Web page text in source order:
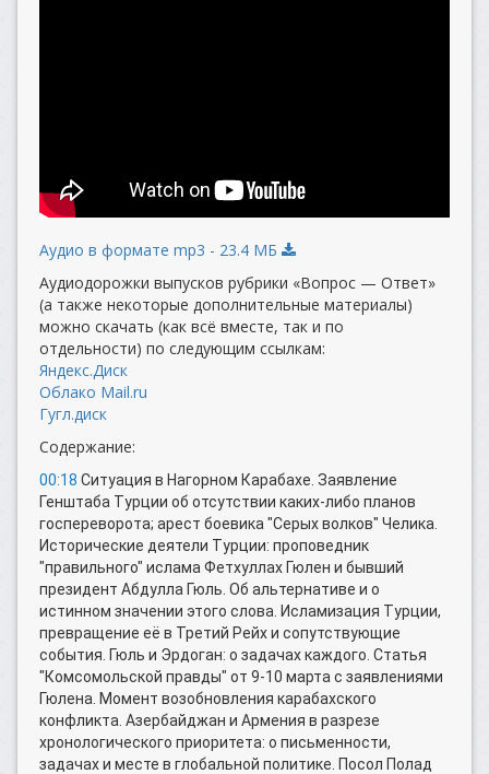
Аудио в формате mp3 - 23.4 МБ
Аудиодорожки выпусков рубрики «Вопрос — Ответ»
(а также некоторые дополнительные материалы)
можно скачать (как всё вместе, так и по
отдельности) по следующим ссылкам:
Яндекс.Диск
Облако Mail.ru
Гугл.диск
Содержание:
00:18 Ситуация в Нагорном Карабахе. Заявление
Генштаба Турции об отсутствии каких-либо планов
госпереворота; арест боевика "Серых волков" Челика.
Исторические деятели Турции: проповедник
"правильного" ислама Фетхуллах Гюлен и бывший
президент Абдулла Гюль. Об альтернативе и о
истинном значении этого слова. Исламизация Турции,
превращение её в Третий Рейх и сопутствующие
события. Гюль и Эрдоган: о задачах каждого. Статья
"Комсомольской правды" от 9-10 марта с заявлениями
Гюлена. Момент возобновления карабахского
конфликта. Азербайджан и Армения в разрезе
хронологического приоритета: о письменности,
задачах и месте в глобальной политике. Посол Полад